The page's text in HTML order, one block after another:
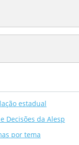
estadual
Decisões da Alesp
por tema